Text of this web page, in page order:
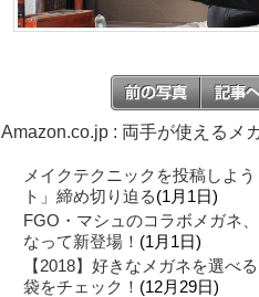
Amazon.co.jp : 両手が使えるメ
メイクテクニックを投稿しよ
ト」締め切り迫る(1月1日)
FGO・マシュのコラボメガネ
なって新登場！ (1月1日)
【2018】好きなメガネを選べ
袋をチェック！ (12月29日)